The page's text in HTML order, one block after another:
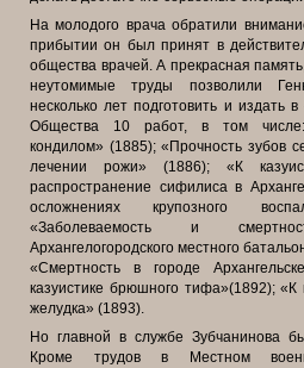
На молодого врача обратили
прибытии он был принят в
общества врачей. А прекрасная
неутомимые труды позволили
несколько лет подготовить и издать
Общества 10 работ, в том числе:
кондилом» (1885); «Прочность зубов
лечении рожи» (1886); «К
распространение сифилиса в
осложнениях крупозного
«Заболеваемость и
Архангелогородского местного
«Смертность в городе
казуистике брюшного тифа»(1892); «К
желудка» (1893).
Но главной в службе Зубчанинова
Кроме трудов в Местном